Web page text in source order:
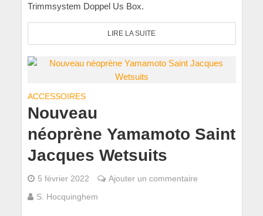
Trimmsystem Doppel Us Box.
LIRE LA SUITE
ACCESSOIRES
Nouveau
néoprène Yamamoto Saint
Jacques Wetsuits
5 février 2022
Ajouter un commentaire
S. Hocquinghem